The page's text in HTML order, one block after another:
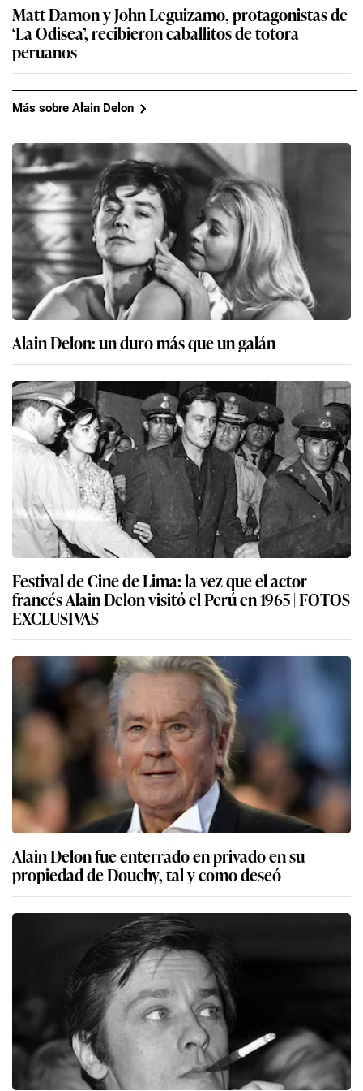
Matt Damon y John Leguizamo, protagonistas de
‘La Odisea’, recibieron caballitos de totora
peruanos
Más sobre Alain Delon
Alain Delon: un duro más que un galán
Festival de Cine de Lima: la vez que el actor
francés Alain Delon visitó el Perú en 1965 | FOTOS
EXCLUSIVAS
Alain Delon fue enterrado en privado en su
propiedad de Douchy, tal y como deseó